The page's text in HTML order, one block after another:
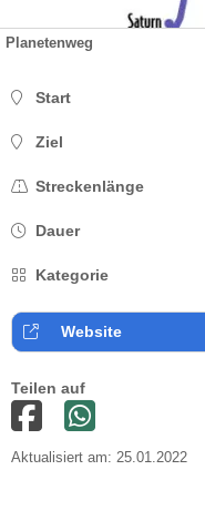
Planetenweg
Start
Ziel
Streckenlänge
Dauer
Kategorie
Website
Teilen auf
Aktualisiert am: 25.01.2022